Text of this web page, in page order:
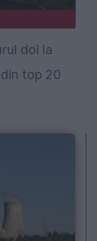
doi la
top 20